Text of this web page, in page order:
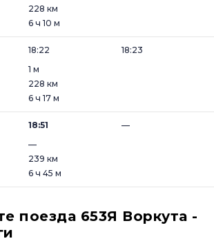
228 км
6 ч 10 м
18:22
1 м
18:23
228 км
6 ч 17 м
18:51
—
—
239 км
6 ч 45 м
поезда 653Я Воркута -